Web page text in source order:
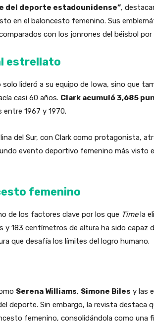
del deporte estadounidense”,
en el baloncesto femenino. Sus
con los jonrones del béisbol por
estrellato
lideró a su equipo de Iowa, sino que
casi 60 años. Clark acumuló 3,685
1967 y 1970.
del Sur, con Clark como protagonista,
evento deportivo femenino más visto
femenino
de los factores clave por los que Timela
y 183 centímetros de altura ha sido capaz
que desafía los límites del logro humano.
Serena Williams, Simone Biles y las
deporte. Sin embargo, la revista destaca
femenino, consolidándola como una